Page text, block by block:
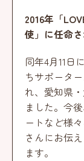
2016年「
使」に任命
同年4月11日
ちサポータ
れ、愛知県
ました。今
ートなど様
さんにお伝
ます。